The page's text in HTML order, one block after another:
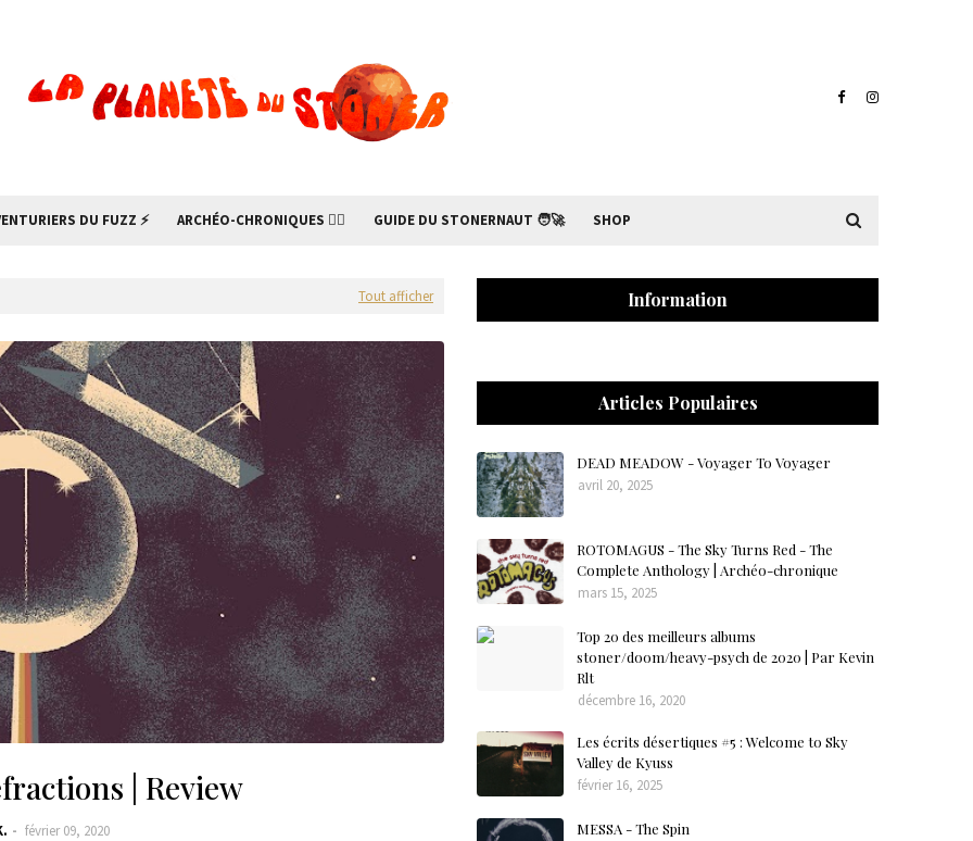
DU FUZZ ⚡ ARCHÉO-CHRONIQUES 🧙‍♂ GUIDE DU STONERNAUT 🧑‍🚀 SHOP
Tout afficher
| Review
février 09, 2020
Information
Articles Populaires
DEAD MEADOW - Voyager To Voyager
avril 20, 2025
ROTOMAGUS - The Sky Turns Red - The
Complete Anthology | Archéo-chronique
mars 15, 2025
Top 20 des meilleurs albums
stoner/doom/heavy-psych de 2020 | Par Kevin
Rlt
décembre 16, 2020
Les écrits désertiques #5 : Welcome to Sky
Valley de Kyuss
février 16, 2025
MESSA - The Spin